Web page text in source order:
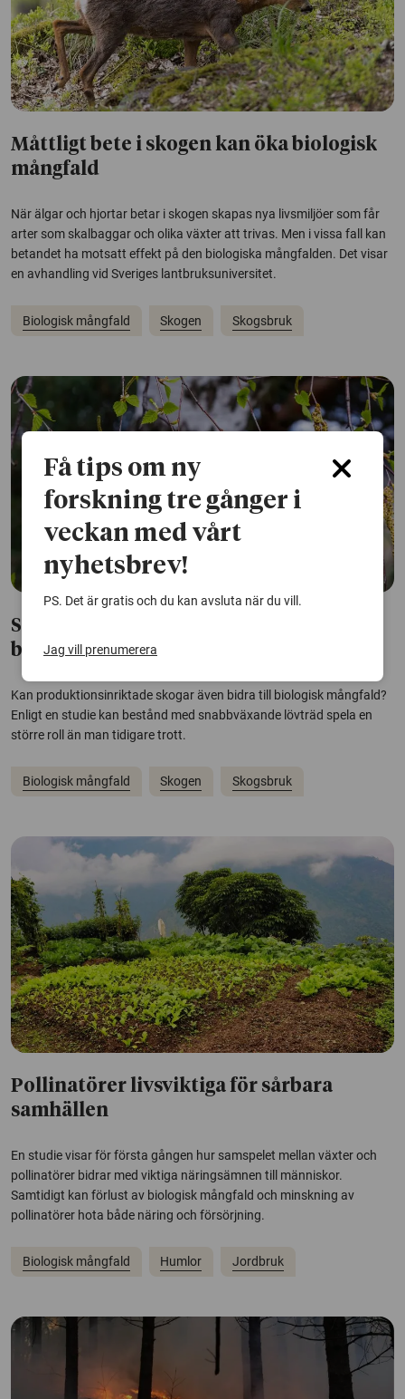
Måttligt bete i skogen kan öka biologisk
mångfald
När älgar och hjortar betar i skogen skapas nya livsmiljöer som får
arter som skalbaggar och olika växter att trivas. Men i vissa fall kan
betandet ha motsatt effekt på den biologiska mångfalden. Det visar
en avhandling vid Sveriges lantbruksuniversitet.
Biologisk mångfald Skogen Skogsbruk
Snabbväxande lövträd kan gynna
biologisk mångfald
Kan produktionsinriktade skogar även bidra till biologisk mångfald?
Enligt en studie kan bestånd med snabbväxande lövträd spela en
större roll än man tidigare trott.
Biologisk mångfald Skogen Skogsbruk
Pollinatörer livsviktiga för sårbara
samhällen
En studie visar för första gången hur samspelet mellan växter och
pollinatörer bidrar med viktiga näringsämnen till människor.
Samtidigt kan förlust av biologisk mångfald och minskning av
pollinatörer hota både näring och försörjning.
Biologisk mångfald Humlor Jordbruk
Få tips om ny
forskning tre gånger i
veckan med vårt
nyhetsbrev!
PS. Det är gratis och du kan avsluta när du vill.
Jag vill prenumerera